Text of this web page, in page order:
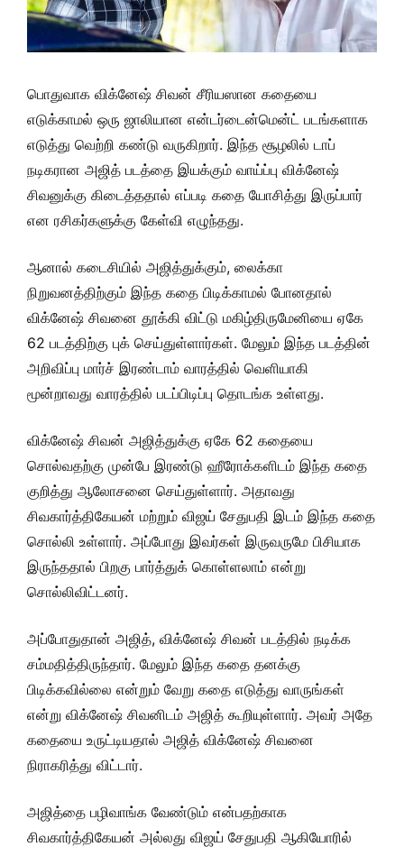
பொதுவாக விக்னேஷ் சிவன் சீரியஸான கதையை
எடுக்காமல் ஒரு ஜாலியான என்டர்டைன்மென்ட் படங்களாக
எடுத்து வெற்றி கண்டு வருகிறார். இந்த சூழலில் டாப்
நடிகரான அஜித் படத்தை இயக்கும் வாய்ப்பு விக்னேஷ்
சிவனுக்கு கிடைத்ததால் எப்படி கதை யோசித்து இருப்பார்
என ரசிகர்களுக்கு கேள்வி எழுந்தது.
ஆனால் கடைசியில் அஜித்துக்கும், லைக்கா
நிறுவனத்திற்கும் இந்த கதை பிடிக்காமல் போனதால்
விக்னேஷ் சிவனை தூக்கி விட்டு மகிழ்திருமேனியை ஏகே
62 படத்திற்கு புக் செய்துள்ளார்கள். மேலும் இந்த படத்தின்
அறிவிப்பு மார்ச் இரண்டாம் வாரத்தில் வெளியாகி
மூன்றாவது வாரத்தில் படப்பிடிப்பு தொடங்க உள்ளது.
விக்னேஷ் சிவன் அஜித்துக்கு ஏகே 62 கதையை
சொல்வதற்கு முன்பே இரண்டு ஹீரோக்களிடம் இந்த கதை
குறித்து ஆலோசனை செய்துள்ளார். அதாவது
சிவகார்த்திகேயன் மற்றும் விஜய் சேதுபதி இடம் இந்த கதை
சொல்லி உள்ளார். அப்போது இவர்கள் இருவருமே பிசியாக
இருந்ததால் பிறகு பார்த்துக் கொள்ளலாம் என்று
சொல்லிவிட்டனர்.
அப்போதுதான் அஜித், விக்னேஷ் சிவன் படத்தில் நடிக்க
சம்மதித்திருந்தார். மேலும் இந்த கதை தனக்கு
பிடிக்கவில்லை என்றும் வேறு கதை எடுத்து வாருங்கள்
என்று விக்னேஷ் சிவனிடம் அஜித் கூறியுள்ளார். அவர் அதே
கதையை உருட்டியதால் அஜித் விக்னேஷ் சிவனை
நிராகரித்து விட்டார்.
அஜித்தை பழிவாங்க வேண்டும் என்பதற்காக
சிவகார்த்திகேயன் அல்லது விஜய் சேதுபதி ஆகியோரில்